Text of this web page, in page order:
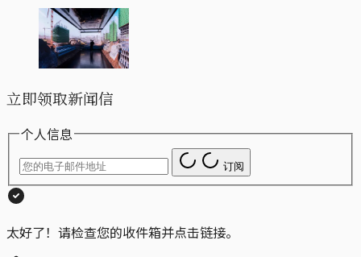
立即领取新闻信
个人信息
订阅
太好了！请检查您的收件箱并点击链接。